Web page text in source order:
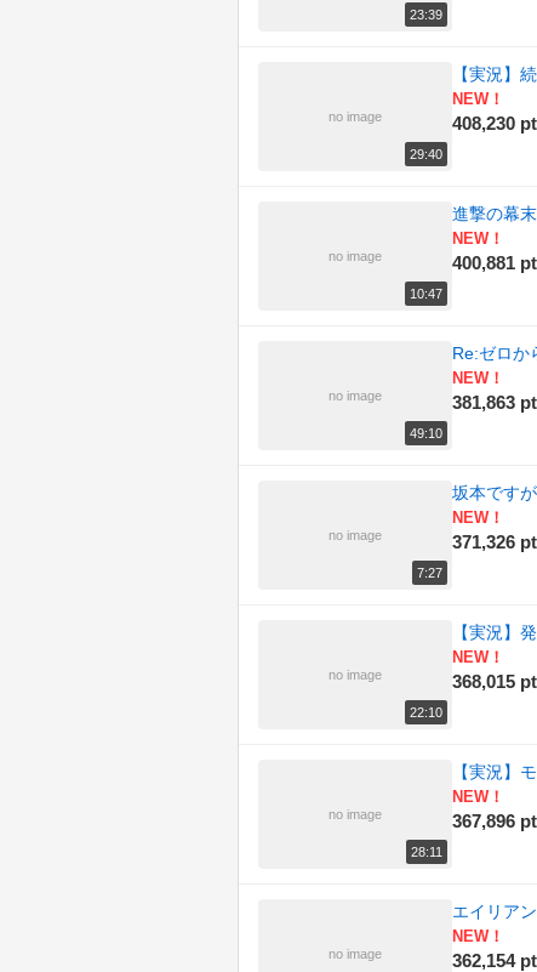
23:39
no image
29:40
【実況】
NEW！
408,230
no image
10:47
進撃の幕
NEW！
400,881
no image
49:10
Re:ゼロか
NEW！
381,863
no image
7:27
坂本です
NEW！
371,326
no image
22:10
【実況】
NEW！
368,015
no image
28:11
【実況】
NEW！
367,896
no image
エイリア
NEW！
362,154